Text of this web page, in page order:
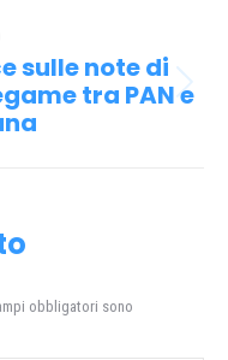
sulle note di
tra PAN e
obbligatori sono